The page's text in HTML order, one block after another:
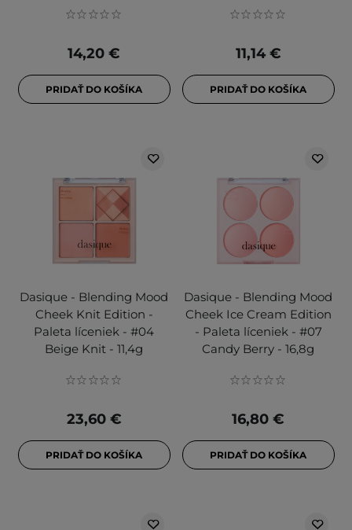
14,20 €
PRIDAŤ DO KOŠÍKA
11,14 €
PRIDAŤ DO KOŠÍKA
Dasique - Blending Mood
Cheek Knit Edition -
Paleta líceniek - #04
Beige Knit - 11,4g
23,60 €
PRIDAŤ DO KOŠÍKA
Dasique - Blending Mood
Cheek Ice Cream Edition
- Paleta líceniek - #07
Candy Berry - 16,8g
16,80 €
PRIDAŤ DO KOŠÍKA